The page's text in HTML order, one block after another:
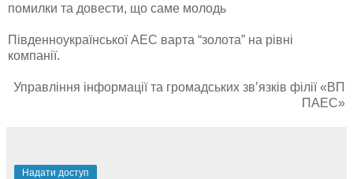
помилки та довести, що саме молодь
Південноукраїнської АЕС варта “золота” на рівні
компанії.
Управління інформації та громадських зв’язків філії «ВП
ПАЕС»
Надати доступ